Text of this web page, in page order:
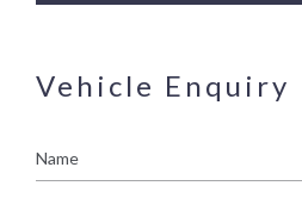
Vehicle Enquiry